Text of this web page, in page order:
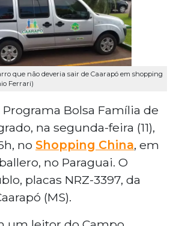
que não deveria sair de Caarapó em shopping
Ferrari)
Bolsa Família de
na segunda-feira (11),
no Shopping China, em
no Paraguai. O
placas NRZ-3397, da
(MS).